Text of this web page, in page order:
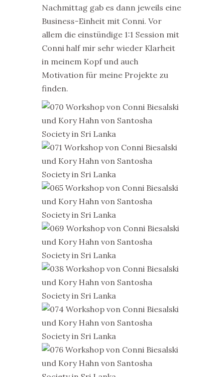
Nachmittag gab es dann jeweils eine
Business-Einheit mit Conni. Vor
allem die einstündige 1:1 Session mit
Conni half mir sehr wieder Klarheit
in meinem Kopf und auch
Motivation für meine Projekte zu
finden.